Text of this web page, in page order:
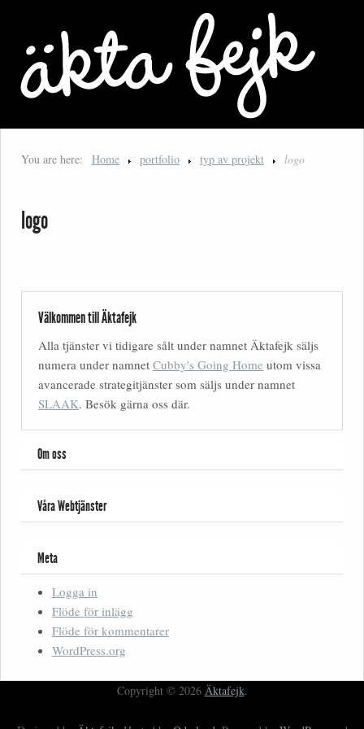
You are here: Home portfolio typ av projekt logo
logo
Välkommen till Äktafejk
Alla tjänster vi tidigare sålt under namnet Äktafejk säljs
numera under namnet Cubby's Going Home utom vissa
avancerade strategitjänster som säljs under namnet
SLAAK. Besök gärna oss där.
Om oss
Våra Webtjänster
Meta
Logga in
Flöde för inlägg
Flöde för kommentarer
WordPress.org
Copyright © 2026 Äktafejk.